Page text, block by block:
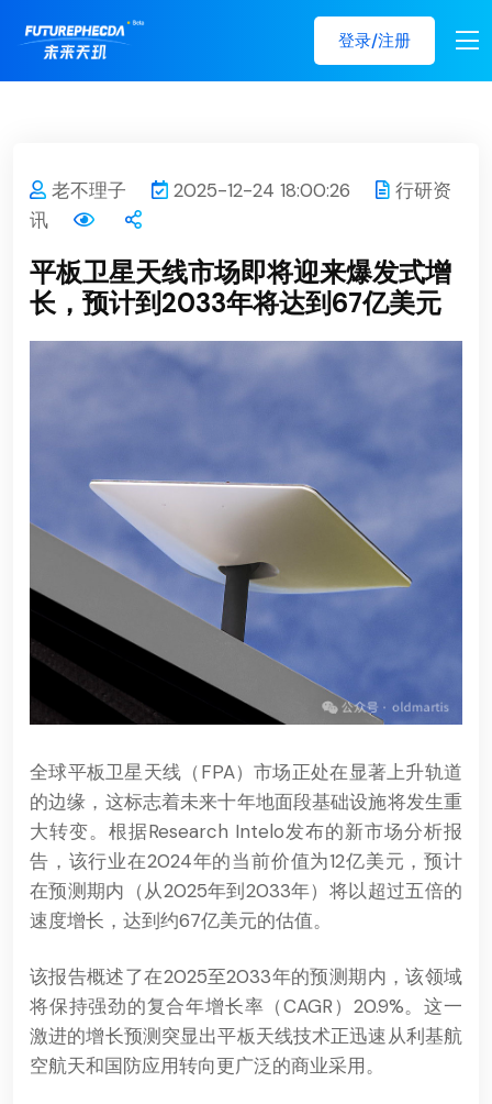
登录/注册
老不理子 2025-12-24 18:00:26
行研资
讯
平板卫星天线市场即将迎来爆发式增
长，预计到2033年将达到67亿美元
全球平板卫星天线（FPA）市场正处在显著上升轨道
的边缘，这标志着未来十年地面段基础设施将发生重
大转变。根据Research Intelo发布的新市场分析报
告，该行业在2024年的当前价值为12亿美元，预计
在预测期内（从2025年到2033年）将以超过五倍的
速度增长，达到约67亿美元的估值。
该报告概述了在2025至2033年的预测期内，该领域
将保持强劲的复合年增长率（CAGR）20.9%。这一
激进的增长预测突显出平板天线技术正迅速从利基航
空航天和国防应用转向更广泛的商业采用。